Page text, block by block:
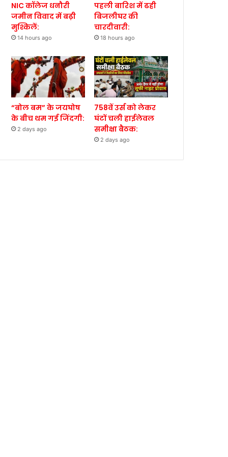
NIC कॉलेज धनौरी
जमीन विवाद में बढ़ी
मुश्किलें:
14 hours ago
पहली बारिश में ढही
बिजलीघर की
चारदीवारी:
18 hours ago
“बोल बम” के जयघोष
के बीच थम गई जिंदगी:
2 days ago
758वें उर्स को लेकर
घंटों चली हाईलेवल
समीक्षा बैठक:
2 days ago